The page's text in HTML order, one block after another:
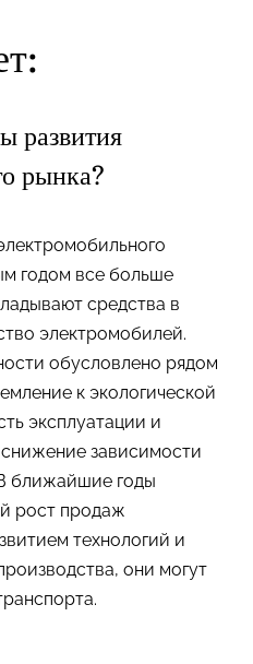
развития
рынка?
годом все больше
средства в
электромобилей.
обусловлено рядом
к экологической
эксплуатации и
зависимости
ближайшие годы
рост продаж
технологий и
они могут